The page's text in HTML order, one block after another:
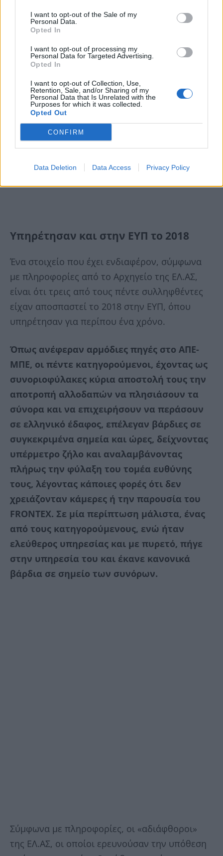
I want to opt-out of the Sale of my
Personal Data.
Opted In
I want to opt-out of processing my
Personal Data for Targeted Advertising.
Opted In
I want to opt-out of Collection, Use,
Retention, Sale, and/or Sharing of my
Personal Data that Is Unrelated with the
Purposes for which it was collected.
Opted Out
CONFIRM
Data Deletion Data Access Privacy Policy
Υπηρέτησαν και στην ΕΥΠ το 2018
Ένα στοιχείο που έχει ενδιαφέρον, σύμφωνα
με πληροφορίες από το Αρχηγείο της ΕΛ.ΑΣ,
είναι ότι τρεις από τους πέντε συλληφθέντες
είχαν αποσπαστεί το 2018 στην ΕΥΠ, όπου
υπηρέτησαν για περίπου ένα χρόνο.
Όπως ανέφεραν αρμόδιες πηγές στο ΑΠΕ-
ΜΠΕ, οι πέντε κατηγορούμενοι, έχοντας ως
συνοριοφύλακες κύρια αποστολή τους την
αποτροπή αλλοδαπών να πλησιάσουν τα
σύνορα και να επιχειρήσουν να περάσουν
σε ελληνικό έδαφος, επέλεγαν βάρδιες σε
συγκεκριμένα σημεία και ώρες, δείχνοντας
υπέρμετρο ζήλο και αναλαμβάνοντας
πλήρως την φύλαξη του τομέα ευθύνης
τους, λέγοντας κάποιες φορές ότι δεν
χρειάζονταν κάμερες ή την παρουσία του
FRONTEX. Σε μία περίπτωση μάλιστα, ένας
από τους κατηγορούμενους, ενώ ήταν
ελεύθερος υπηρεσίας και με πυρετό, πήγε
στην υπηρεσία του και έκανε κανονικά
βάρδια σε σημείο των συνόρων.
Σύμφωνα με πληροφορίες, οι «αδιάφθοροι»
της ΕΛ.ΑΣ, οι οποίοι ερευνούσαν την υπόθεση